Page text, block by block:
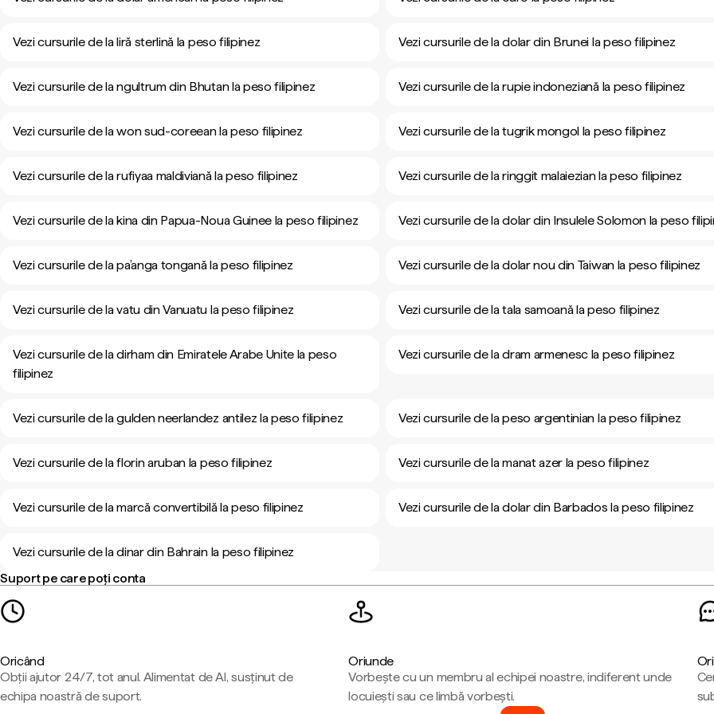
Vezi cursurile de la liră sterlină la peso filipinez Vezi cursurile de la dolar din Brunei la peso filipinez
Vezi cursurile de la ngultrum din Bhutan la peso filipinez Vezi cursurile de la rupie indoneziană la peso filipinez
Vezi cursurile de la won sud-coreean la peso filipinez Vezi cursurile de la tugrik mongol la peso filipinez
Vezi cursurile de la rufiyaa maldiviană la peso filipinez Vezi cursurile de la ringgit malaiezian la peso filipinez
Vezi cursurile de la kina din Papua-Noua Guinee la peso filipinez Vezi cursurile de la dolar din Insulele Solomon la peso
Vezi cursurile de la pa’anga tongană la peso filipinez Vezi cursurile de la dolar nou din Taiwan la peso filipinez
Vezi cursurile de la vatu din Vanuatu la peso filipinez Vezi cursurile de la tala samoană la peso filipinez
Vezi cursurile de la dirham din Emiratele Arabe Unite la peso
filipinez
Vezi cursurile de la dram armenesc la peso filipinez
Vezi cursurile de la gulden neerlandez antilez la peso filipinez Vezi cursurile de la peso argentinian la peso filipinez
Vezi cursurile de la florin aruban la peso filipinez Vezi cursurile de la manat azer la peso filipinez
Vezi cursurile de la marcă convertibilă la peso filipinez Vezi cursurile de la dolar din Barbados la peso filipinez
Vezi cursurile de la dinar din Bahrain la peso filipinez
Suport pe care poți conta
Oricând
Obții ajutor 24/7, tot anul. Alimentat de AI, susținut de
echipa noastră de suport.
Oriunde
Vorbește cu un membru al echipei noastre, indiferent unde
locuiești sau ce limbă vorbești.